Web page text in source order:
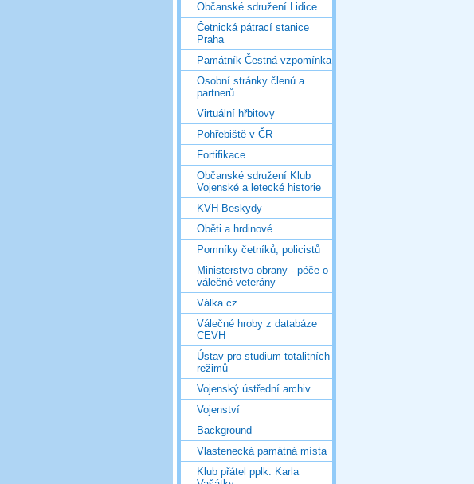
Občanské sdružení Lidice
Četnická pátrací stanice
Praha
Památník Čestná vzpomínka
Osobní stránky členů a
partnerů
Virtuální hřbitovy
Pohřebiště v ČR
Fortifikace
Občanské sdružení Klub
Vojenské a letecké historie
KVH Beskydy
Oběti a hrdinové
Pomníky četníků, policistů
Ministerstvo obrany - péče o
válečné veterány
Válka.cz
Válečné hroby z databáze
CEVH
Ústav pro studium totalitních
režimů
Vojenský ústřední archiv
Vojenství
Background
Vlastenecká památná místa
Klub přátel pplk. Karla